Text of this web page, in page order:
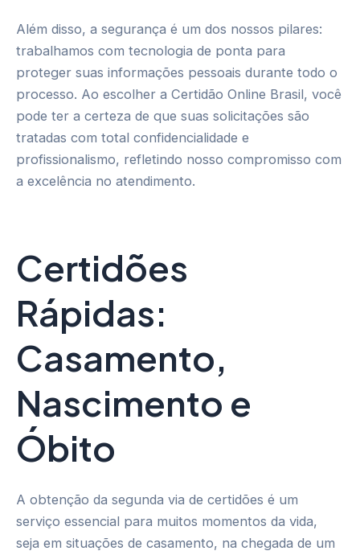
Além disso, a segurança é um dos nossos pilares:
trabalhamos com tecnologia de ponta para
proteger suas informações pessoais durante todo o
processo. Ao escolher a Certidão Online Brasil, você
pode ter a certeza de que suas solicitações são
tratadas com total confidencialidade e
profissionalismo, refletindo nosso compromisso com
a excelência no atendimento.
Certidões
Rápidas:
Casamento,
Nascimento e
Óbito
A obtenção da segunda via de certidões é um
serviço essencial para muitos momentos da vida,
seja em situações de casamento, na chegada de um